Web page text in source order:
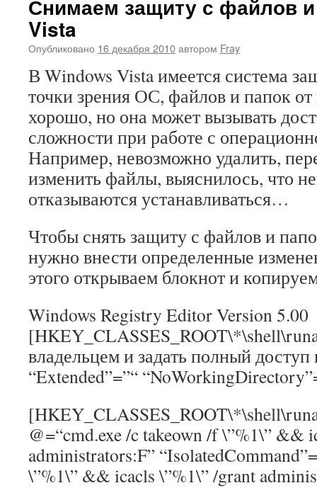
Снимаем защиту с файлов
Vista
Опубликовано 16 декабря 2010автором Fray
В Windows Vista имеется система
точки зрения ОС, файлов и папок
хорошо, но она может вызывать
сложности при работе с
Например, невозможно удалить,
изменить файлы, выяснилось, что
отказываются устанавливаться…
Чтобы снять защиту с файлов и
нужно внести определенные
этого открываем блокнот и
Windows Registry Editor Version 5.00
владельцем и задать полный доступ
“Extended”=”“
@=“cmd.exe /c takeown /f \”%1\” &&
administrators:F”
\”%1\” && icacls \”%1\” /grant